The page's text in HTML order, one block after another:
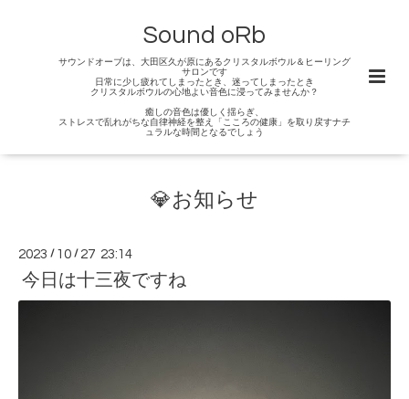
Sound oRb
サウンドオーブは、大田区久が原にあるクリスタルボウル＆ヒーリング
サロンです
日常に少し疲れてしまったとき、迷ってしまったとき
クリスタルボウルの心地よい音色に浸ってみませんか？
癒しの音色は優しく揺らぎ、
ストレスで乱れがちな自律神経を整え「こころの健康」を取り戻すナチ
ュラルな時間となるでしょう
💎お知らせ
2023 / 10 / 27 23:14
今日は十三夜ですね